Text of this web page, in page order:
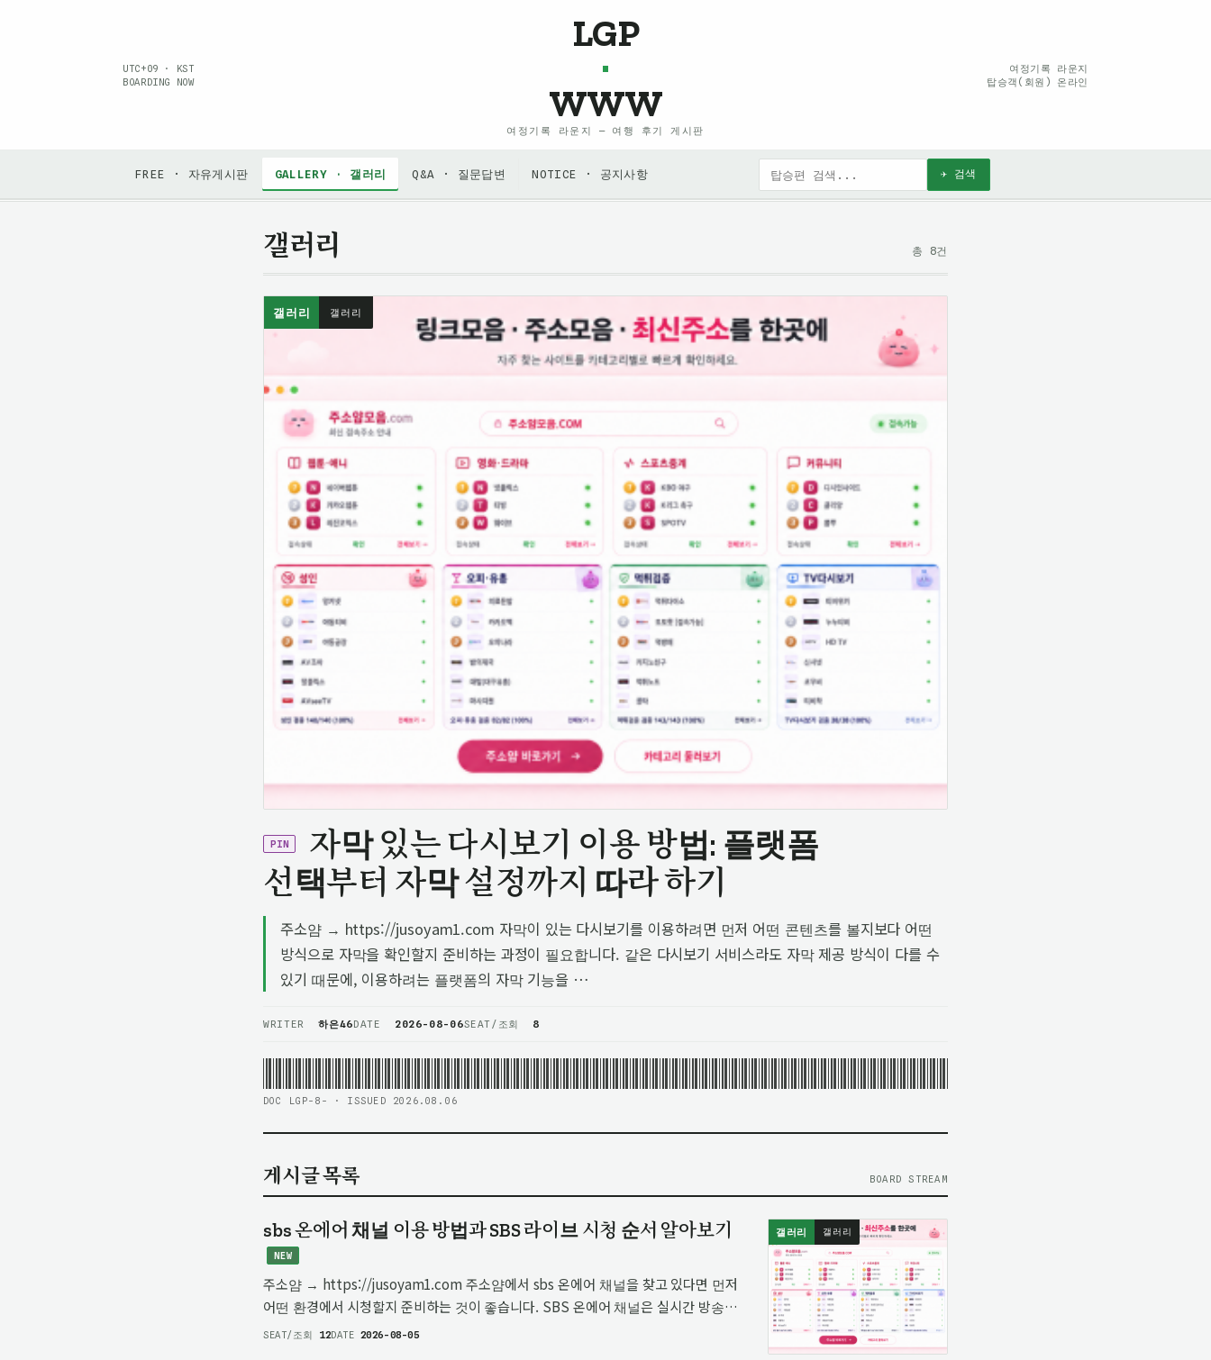
UTC+09 · KST
BOARDING NOW
LGP
·
WWW
여정기록 라운지 — 여행 후기 게시판
여정기록 라운지
탑승객(회원) 온라인
FREE · 자유게시판 GALLERY · 갤러리 Q&A · 질문답변 NOTICE · 공지사항 ✈ 검색
갤러리 총 8건
갤러리 갤러리
PIN
자막 있는 다시보기 이용 방법: 플랫폼
선택부터 자막 설정까지 따라 하기
주소얌 → https://jusoyam1.com 자막이 있는 다시보기를 이용하려면 먼저 어떤 콘텐츠를 볼지보다 어떤
방식으로 자막을 확인할지 준비하는 과정이 필요합니다. 같은 다시보기 서비스라도 자막 제공 방식이 다를 수
있기 때문에, 이용하려는 플랫폼의 자막 기능을 …
WRITER하은46DATE 2026-08-06SEAT/조회 8
DOC LGP-8- · ISSUED 2026.08.06
게시글 목록 BOARD STREAM
갤러리 갤러리
sbs 온에어 채널 이용 방법과 SBS 라이브 시청 순서 알아보기
NEW
주소얌 → https://jusoyam1.com 주소얌에서 sbs 온에어 채널을 찾고 있다면 먼저
어떤 환경에서 시청할지 준비하는 것이 좋습니다. SBS 온에어 채널은 실시간 방송을
확인하려는 사람들에게 필요한 서비스로, SBS 라이브를 통해 현재 방영 중인
SEAT/조회 12DATE 2026-08-05